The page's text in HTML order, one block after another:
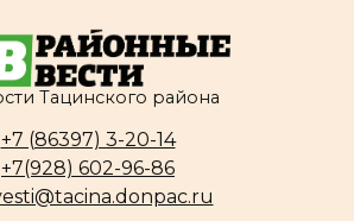
Тацинского района
+7 (86397) 3-20-14
+7(928) 602-96-86